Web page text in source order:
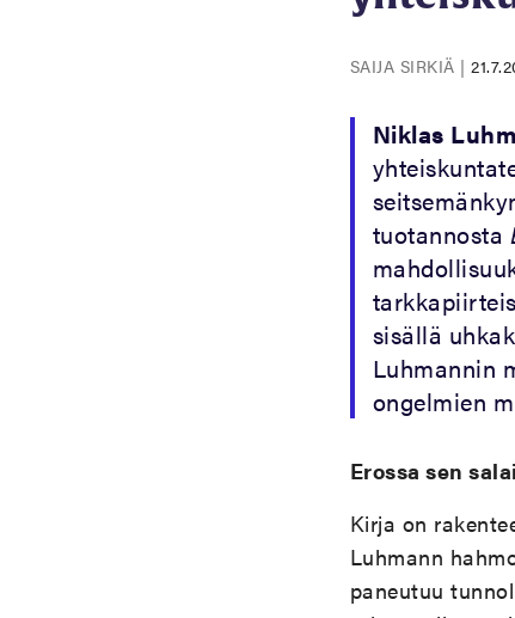
SAIJA SIRKIÄ |
Niklas
tuotannosta
sisällä
Luhmannin
ongelmien
Erossa sen
Kirja on
Luhmann
paneutuu